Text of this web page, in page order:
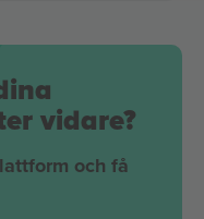
vidare?
och få